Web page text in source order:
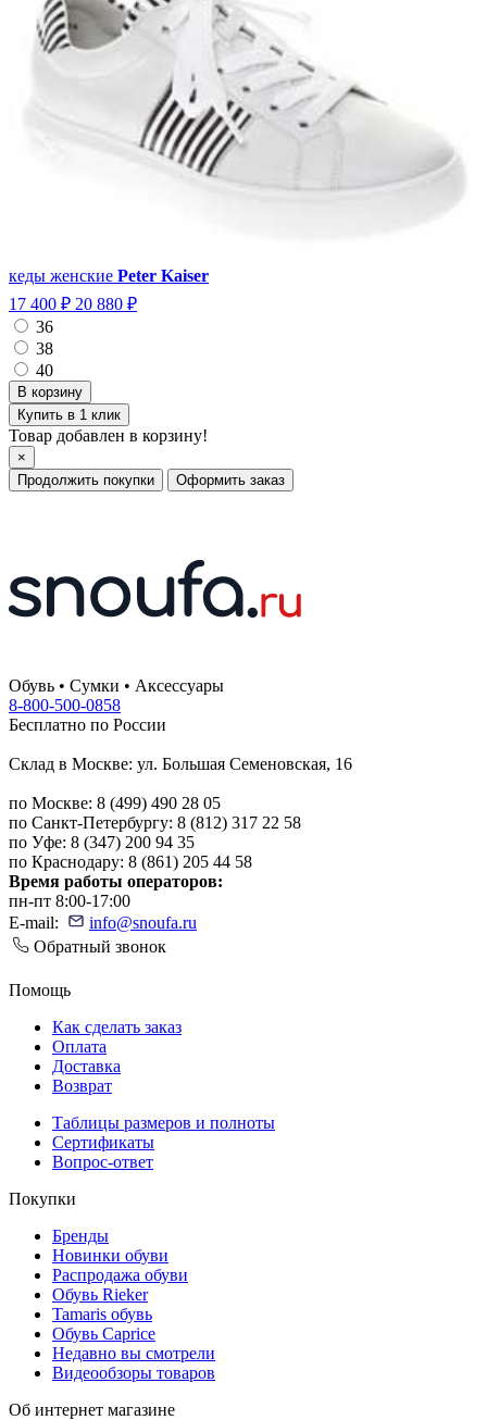
кеды женские Peter Kaiser
17 400 ₽ 20 880 ₽
36
38
40
Купить в 1 клик
Товар добавлен в корзину!
×
Продолжить покупки
Оформить заказ
Обувь • Сумки • Аксессуары
8-800-500-0858
Бесплатно по России
Склад в Москве: ул. Большая Семеновская, 16
по Москве: 8 (499) 490 28 05
по Санкт-Петербургу: 8 (812) 317 22 58
по Уфе: 8 (347) 200 94 35
по Краснодару: 8 (861) 205 44 58
Время работы операторов:
пн-пт 8:00-17:00
E-mail:
info@snoufa.ru
Обратный звонок
Помощь
Как сделать заказ
Оплата
Доставка
Возврат
Таблицы размеров и полноты
Сертификаты
Вопрос-ответ
Покупки
Бренды
Новинки обуви
Распродажа обуви
Обувь Rieker
Tamaris обувь
Обувь Caprice
Недавно вы смотрели
Видеообзоры товаров
Об интернет магазине